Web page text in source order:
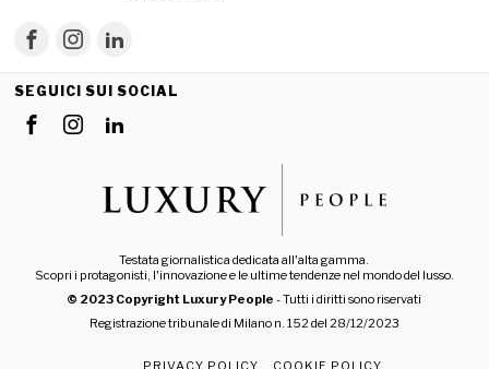
SEGUICI SUI SOCIAL
Testata giornalistica dedicata all'alta gamma.
Scopri i protagonisti, l'innovazione e le ultime tendenze nel mondo del lusso.
© 2023 Copyright Luxury People - Tutti i diritti sono riservati
Registrazione tribunale di Milano n. 152 del 28/12/2023
PRIVACY POLICY COOKIE POLICY